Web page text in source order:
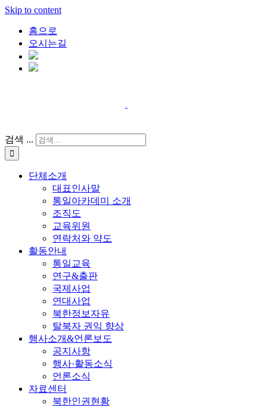
Skip to content
홈으로
오시는길
검색 ...
단체소개
대표인사말
통일아카데미 소개
조직도
교육위원
연락처와 약도
활동안내
통일교육
연구&출판
국제사업
연대사업
북한정보자유
탈북자 권익 향상
행사소개&언론보도
공지사항
행사·활동소식
언론소식
자료센터
북한인권현황